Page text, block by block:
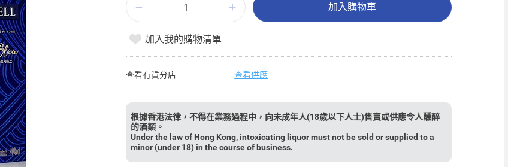
加入購物車
加入我的購物清單
查看有貨分店 查看供應
根據香港法律，不得在業務過程中，向未成年人(18歲以下人士)售賣或供應令人醺醉
的酒類。
Under the law of Hong Kong, intoxicating liquor must not be sold or supplied to a
minor (under 18) in the course of business.